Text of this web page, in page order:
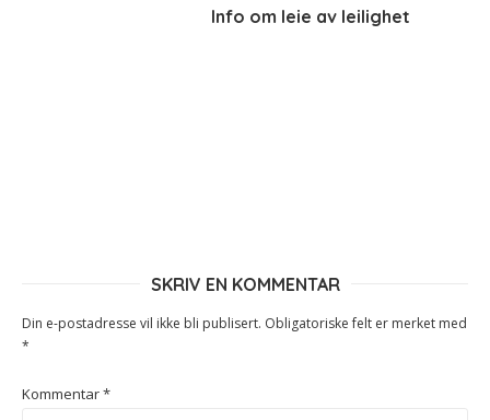
Info om leie av leilighet
SKRIV EN KOMMENTAR
Din e-postadresse vil ikke bli publisert. Obligatoriske felt er merket med
*
Kommentar*